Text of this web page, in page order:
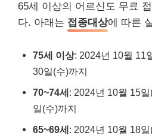
65세 이상의 어르신도 무료
다. 아래는 접종대상에 따른
75세 이상: 2024년 10월 11
30일(수)까지
70~74세: 2024년 10월 15
일(수)까지
65~69세: 2024년 10월 18